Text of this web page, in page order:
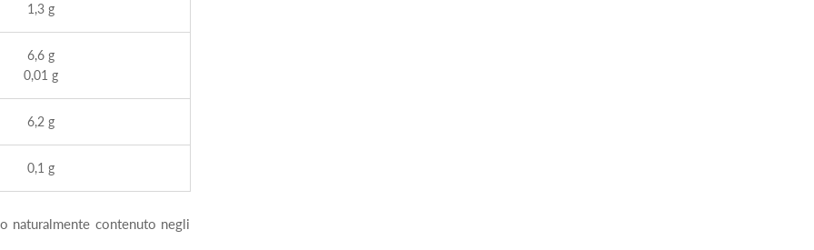
1,3 g
6,6 g
0,01 g
6,2 g
0,1 g
naturalmente contenuto negli